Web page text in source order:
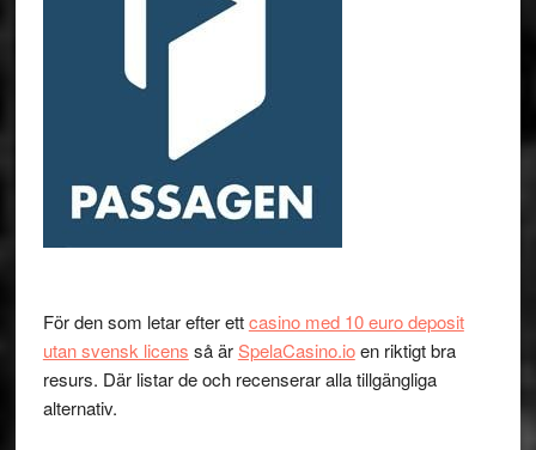
För den som letar efter ettcasino med 10 euro deposit
utan svensk licens så ärSpelaCasino.ioen riktigt bra
resurs. Där listar de och recenserar alla tillgängliga
alternativ.